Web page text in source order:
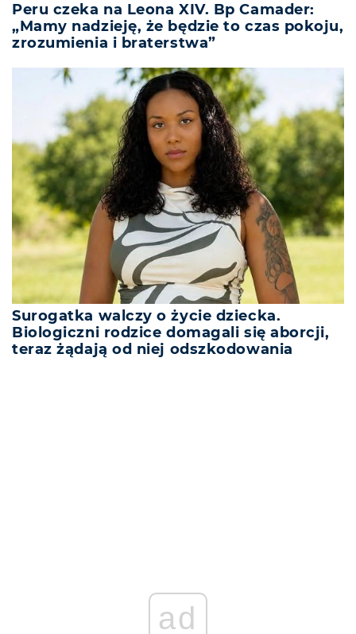
Peru czeka na Leona XIV. Bp Camader:
„Mamy nadzieję, że będzie to czas pokoju,
zrozumienia i braterstwa”
Surogatka walczy o życie dziecka.
Biologiczni rodzice domagali się aborcji,
teraz żądają od niej odszkodowania